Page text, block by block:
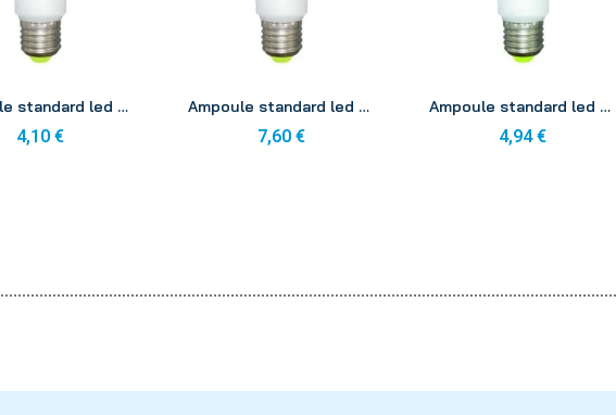
Ampoule standard led 330° e27 9w 240v 2700k
4,10 €
Ampoule standard led 330° e27 9w 240v 4000k
7,60 €
Ampoule standard led 330° e27 12w 240v 4000k
4,94 €